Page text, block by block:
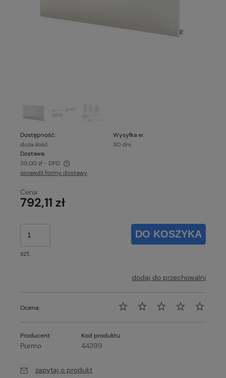
Dostępność:
duża ilość
Wysyłka w:
30 dni
Dostawa:
39,00 zł - DPD
Cena nie zawiera ewentualnych kosztów płatności
sprawdź formy dostawy
Cena:
792,11 zł
szt.
DO KOSZYKA
dodaj do przechowalni
Ocena:
Producent:
Purmo
Kod produktu:
44399
zapytaj o produkt